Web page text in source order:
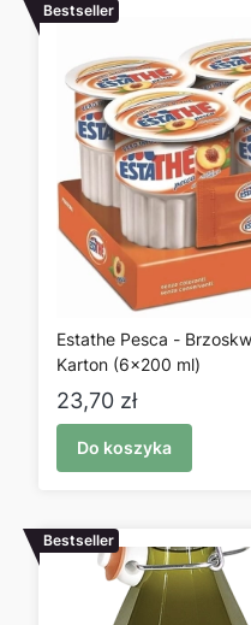
Bestseller
Estathe Pesca -
Karton (6x200 ml)
Cena
23,70 zł
Do koszyka
Bestseller